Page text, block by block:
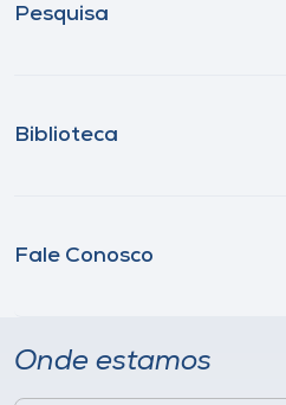
Pesquisa
Biblioteca
Fale Conosco
Onde estamos